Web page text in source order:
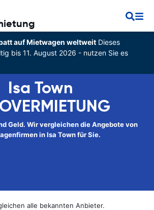
auf Mietwagen weltweitDieses
bis 11. August 2026 - nutzen Sie es
Isa Town
Geld. Wir vergleichen die Angebote von
in Isa Town für Sie.
alle bekannten Anbieter.